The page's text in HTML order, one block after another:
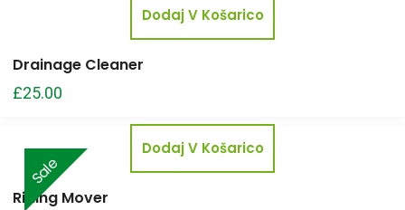
Dodaj V Košarico
Drainage Cleaner
£25.00
Dodaj V Košarico
Sale
Riding Mover